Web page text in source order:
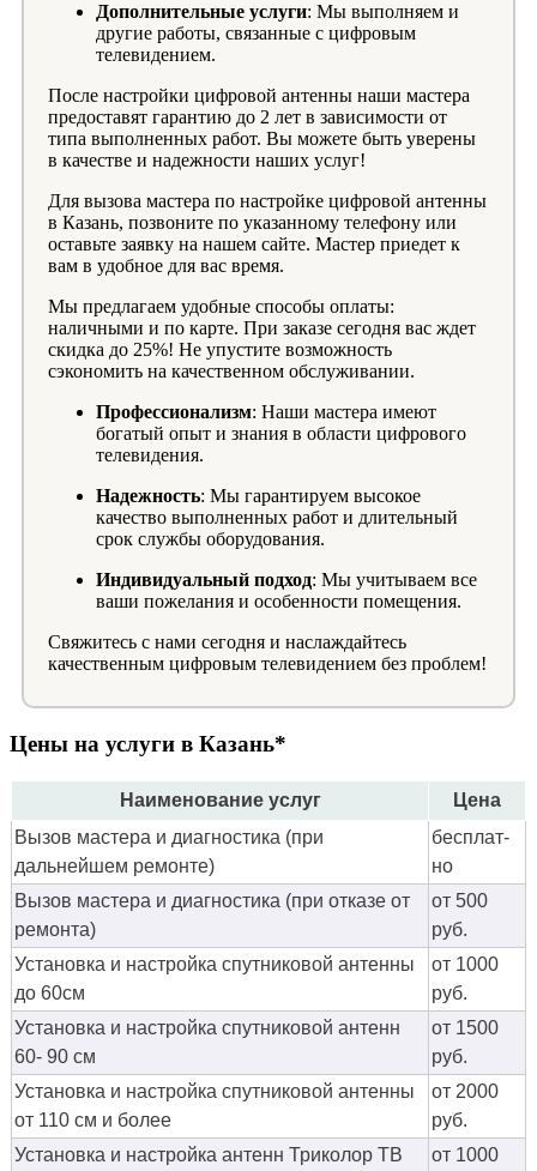
Дополнительные услуги: Мы выполняем и
другие работы, связанные с цифровым
телевидением.
После настройки цифровой антенны наши мастера
предоставят гарантию до 2 лет в зависимости от
типа выполненных работ. Вы можете быть уверены
в качестве и надежности наших услуг!
Для вызова мастера по настройке цифровой антенны
в Казань, позвоните по указанному телефону или
оставьте заявку на нашем сайте. Мастер приедет к
вам в удобное для вас время.
Мы предлагаем удобные способы оплаты:
наличными и по карте. При заказе сегодня вас ждет
скидка до 25%! Не упустите возможность
сэкономить на качественном обслуживании.
Профессионализм: Наши мастера имеют
богатый опыт и знания в области цифрового
телевидения.
Надежность: Мы гарантируем высокое
качество выполненных работ и длительный
срок службы оборудования.
Индивидуальный подход: Мы учитываем все
ваши пожелания и особенности помещения.
Свяжитесь с нами сегодня и наслаждайтесь
качественным цифровым телевидением без проблем!
Цены на услуги в Казань*
Наименование услуг
Цена
Вызов мастера и диагностика (при
дальнейшем ремонте)
бес­плат­
но
Вызов мастера и диагностика (при отказе от
ремонта)
от 500
руб.
Установка и настройка спутниковой антенны
до 60см
от 1000
руб.
Установка и настройка спутниковой антенн
60- 90 см
от 1500
руб.
Установка и настройка спутниковой антенны
от 110 см и более
от 2000
руб.
Установка и настройка антенн Триколор ТВ
от 1000